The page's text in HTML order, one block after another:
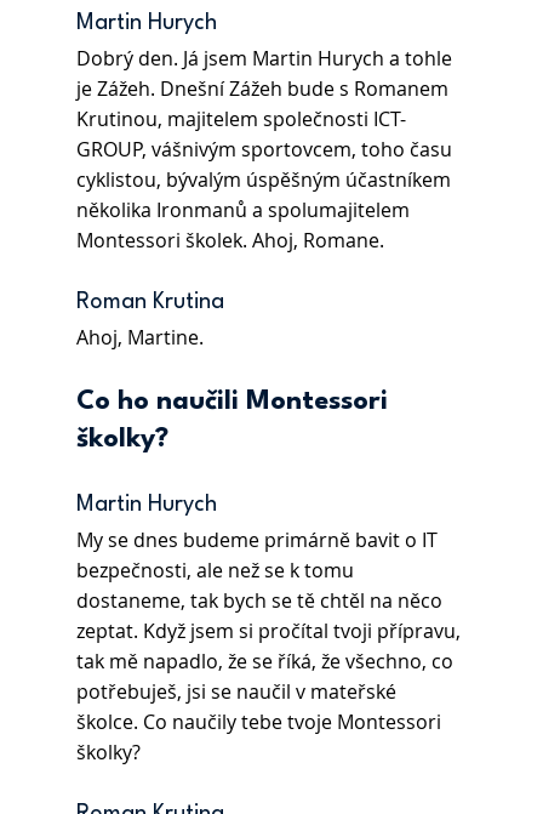
Martin Hurych
Dobrý den. Já jsem Martin Hurych a tohle
je Zážeh. Dnešní Zážeh bude s Romanem
Krutinou, majitelem společnosti ICT-
GROUP, vášnivým sportovcem, toho času
cyklistou, bývalým úspěšným účastníkem
několika Ironmanů a spolumajitelem
Montessori školek. Ahoj, Romane.
Roman Krutina
Ahoj, Martine.
Co ho naučili Montessori
školky?
Martin Hurych
My se dnes budeme primárně bavit o IT
bezpečnosti, ale než se k tomu
dostaneme, tak bych se tě chtěl na něco
zeptat. Když jsem si pročítal tvoji přípravu,
tak mě napadlo, že se říká, že všechno, co
potřebuješ, jsi se naučil v mateřské
školce. Co naučily tebe tvoje Montessori
školky?